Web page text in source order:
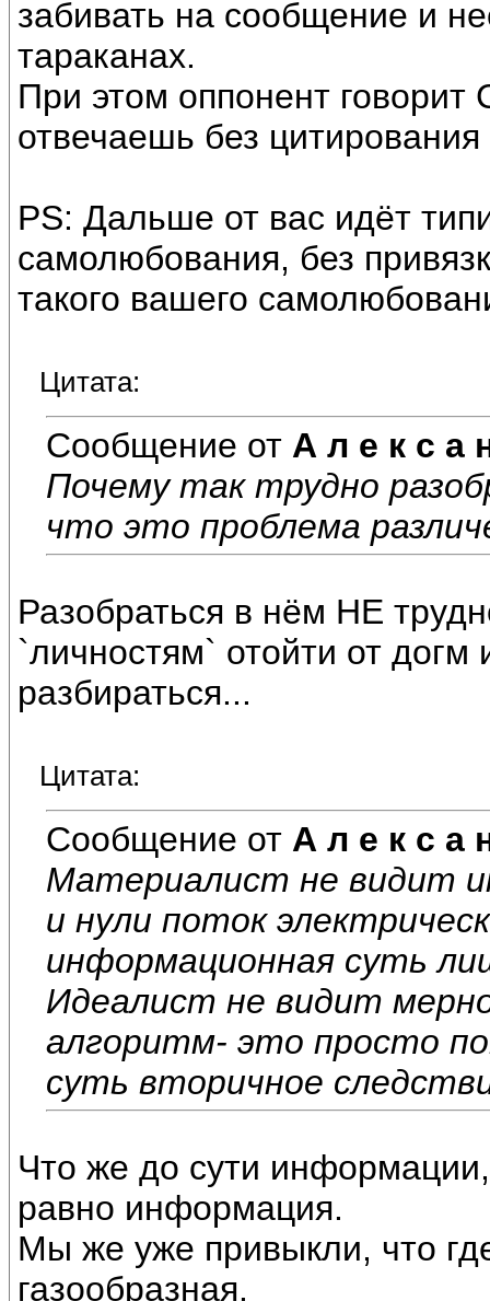
забивать на сообщение и
тараканах.
При этом оппонент
отвечаешь без
PS: Дальше от вас идёт
самолюбования, без
такого вашего
Цитата:
Сообщение от А л е к с а
Почему так трудно
что это проблема
Разобраться в нём НЕ
`личностям` отойти от догм
разбираться...
Цитата:
Сообщение от А л е к с а
Материалист не видит
и нули поток
информационная суть
Идеалист не видит
алгоритм- это просто
суть вторичное
Что же до сути
равно информация.
Мы же уже привыкли, что
газообразная.